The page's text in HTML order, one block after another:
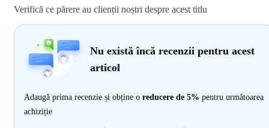
Verifică ce părere au clienții noștri despre acest titlu
Nu există încă recenzii pentru acest
articol
Adaugă prima recenzie și obține o reducere de 5% pentru următoarea
achiziție